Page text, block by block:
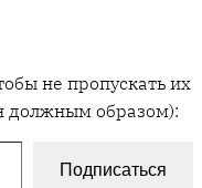
не пропускать их
должным образом):
Подписаться